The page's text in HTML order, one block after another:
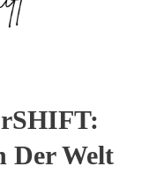
Der Welt